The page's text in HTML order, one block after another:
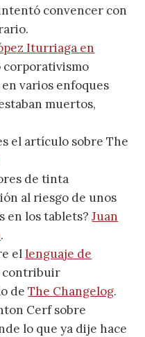
convencer con
Iturriaga en
corporativismo
varios enfoques
muertos,
el artículo sobre The
de tinta
al riesgo de unos
en los tablets?Juan
.
ellenguaje de
contribuir
deThe Changelog.
Cerf sobre
lo que ya dije hace